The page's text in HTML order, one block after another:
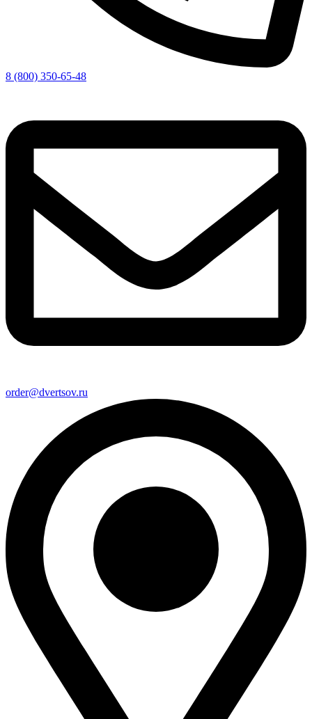
8 (800) 350-65-48
order@dvertsov.ru